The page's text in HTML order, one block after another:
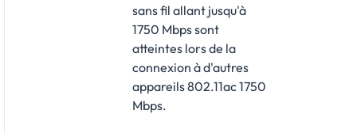
sans fil allant jusqu'à
1750 Mbps sont
atteintes lors de la
connexion à d'autres
appareils 802.11ac 1750
Mbps.